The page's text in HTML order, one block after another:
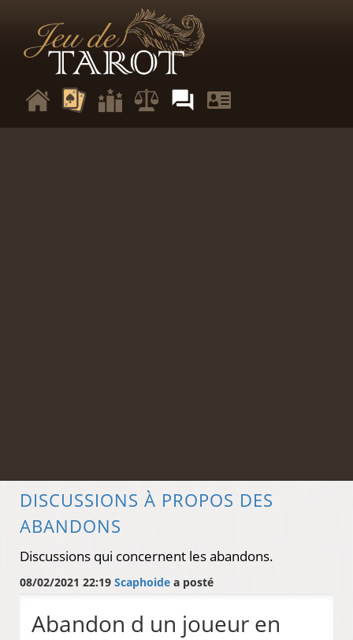
DISCUSSIONS À PROPOS DES
ABANDONS
Discussions qui concernent les abandons.
08/02/2021 22:19 Scaphoide a posté
Abandon d un joueur en